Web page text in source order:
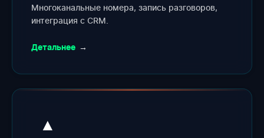
Многоканальные номера, запись разговоров,
интеграция с CRM.
Детальнее →
▲